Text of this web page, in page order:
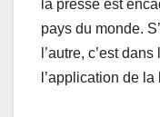
la presse est
pays du monde.
l’autre, c’est
l’application de la